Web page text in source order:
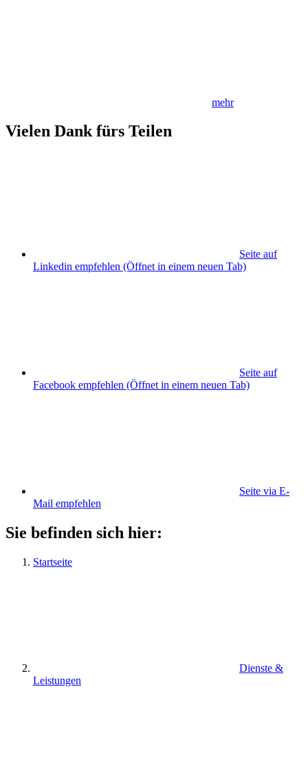
mehr
Vielen Dank fürs Teilen
Seite auf
Linkedin empfehlen (Öffnet in einem neuen Tab)
Seite auf
Facebook empfehlen (Öffnet in einem neuen Tab)
Seite via E-
Mail empfehlen
Sie befinden sich hier:
Startseite
Dienste &
Leistungen